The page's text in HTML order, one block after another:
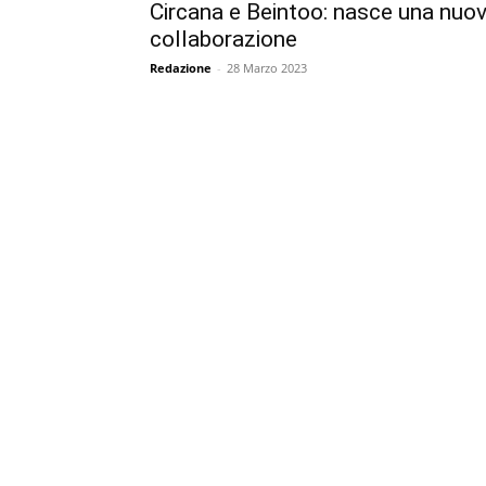
Circana e Beintoo: nasce una
collaborazione
Redazione - 28 Marzo 2023